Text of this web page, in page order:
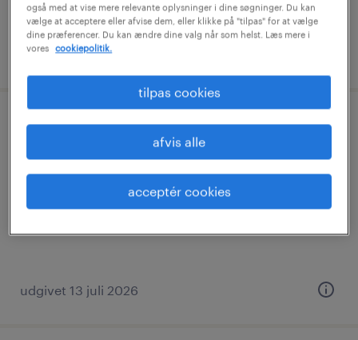
udgivet 6 august 2026
kundeservicemedarbejder
fuldtid
udgivet 13 juli 2026
også med at vise mere relevante oplysninger i dine søgninger. Du kan
vælge at acceptere eller afvise dem, eller klikke på "tilpas" for at vælge
dine præferencer. Du kan ændre dine valg når som helst. Læs mere i
vores
cookiepolitik.
tilpas cookies
afvis alle
acceptér cookies